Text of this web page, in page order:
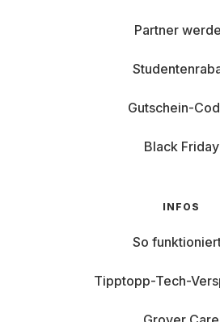
Partner
Gutschein-
Black Friday
INFOS
So
Tipptopp-Tech-